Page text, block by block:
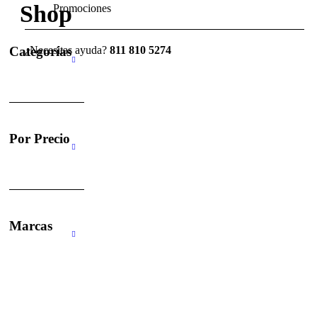
Promociones
¿Necesitas ayuda? 811 810 5274
Shop
Categorías
Por Precio
Marcas